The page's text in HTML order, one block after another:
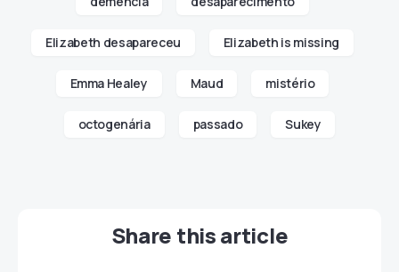
Elizabeth desapareceu Elizabeth is missing
Emma Healey Maud mistério
octogenária passado Sukey
Share this article